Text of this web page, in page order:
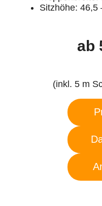
Sitzhöhe: 46,5
ab
(inkl. 5 m